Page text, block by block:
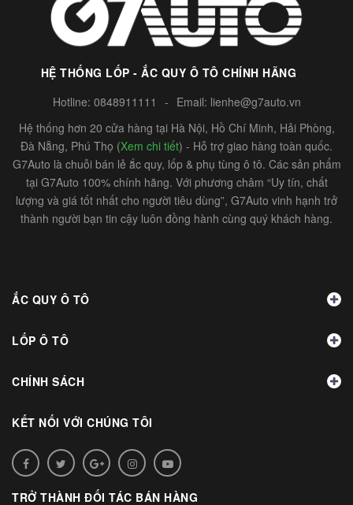
HỆ THỐNG LỐP - ẮC QUY Ô TÔ CHÍNH HÃNG
Hotline: 0848911111 - Email: lienhe@g7auto.vn
Hệ thống hơn 20 cửa hàng tại Hà Nội, Hồ Chí Minh, Hải Phòng,
Đà Nẵng, Phú Thọ (Xem chi tiết) - Hỗ trợ giao hàng toàn quốc.
G7Auto là chuỗi bán lẻ ắc quy, lốp & phụ tùng ô tô. Các sản phẩm
tại G7Auto 100% chính hãng. Với phương châm “Uy tín, chất
lượng và giá tốt nhất cho người tiêu dùng”, G7Auto vinh hạnh trở
thành người bạn tin cậy luôn đồng hành cùng quý khách hàng.
ẮC QUY Ô TÔ
LỐP Ô TÔ
CHÍNH SÁCH
KẾT NỐI VỚI CHÚNG TÔI
TRỞ THÀNH ĐỐI TÁC BÁN HÀNG